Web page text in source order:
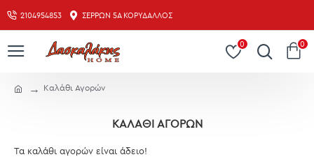
2104954853 ΣΕΡΡΏΝ 5Α ΚΟΡΥΔΑΛΛΌΣ
0 0
Καλάθι Αγορών
ΚΑΛΆΘΙ ΑΓΟΡΏΝ
Τα καλάθι αγορών είναι άδειο!